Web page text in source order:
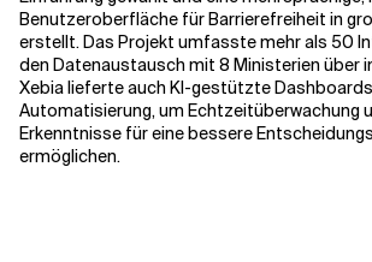
Benutzeroberfläche für Barrierefreiheit in
erstellt. Das Projekt umfasste mehr als 50
den Datenaustausch mit 8 Ministerien über
Xebia lieferte auch KI-gestützte
Automatisierung, um Echtzeitüberwachung
Erkenntnisse für eine bessere
ermöglichen.